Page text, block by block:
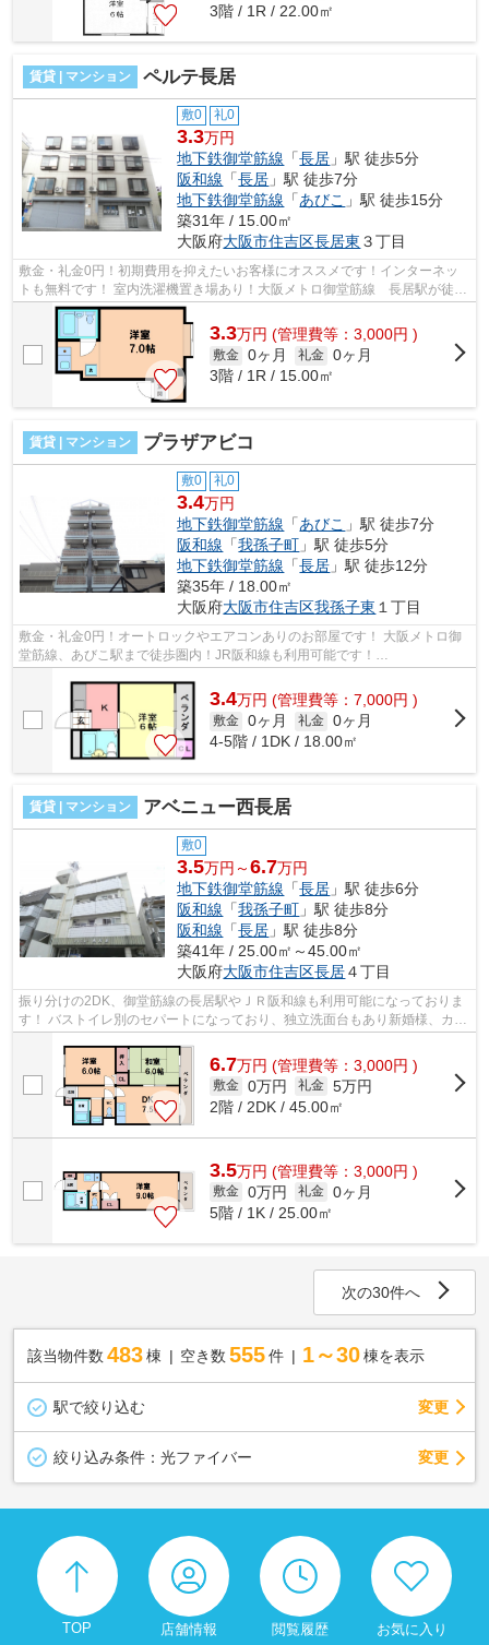
3階 / 1R / 22.00㎡
賃貸 | マンション ペルテ長居
敷0 礼0
3.3万円
地下鉄御堂筋線 「長居 」駅 徒歩5分
阪和線 「長居 」駅 徒歩7分
地下鉄御堂筋線 「あびこ 」駅 徒歩15分
築31年 / 15.00㎡
大阪府大阪市住吉区長居東 ３丁目
敷金・礼金0円！初期費用を抑えたいお客様にオススメです！インターネッ
トも無料です！ 室内洗濯機置き場あり！大阪メトロ御堂筋線 長居駅が徒歩
圏内です！ ■□■□■□■□■□■□■□■□■□■□■□...
3.3万円 (管理費等：3,000円 )
敷金 0ヶ月 礼金 0ヶ月
3階 / 1R / 15.00㎡
賃貸 | マンション プラザアビコ
敷0 礼0
3.4万円
地下鉄御堂筋線 「あびこ 」駅 徒歩7分
阪和線 「我孫子町 」駅 徒歩5分
地下鉄御堂筋線 「長居 」駅 徒歩12分
築35年 / 18.00㎡
大阪府大阪市住吉区我孫子東 １丁目
敷金・礼金0円！オートロックやエアコンありのお部屋です！ 大阪メトロ御
堂筋線、あびこ駅まで徒歩圏内！JR阪和線も利用可能です！
■□■□■□■□■□■□■□■□■□■□■□■□■□■□■□■□■□■□■□■□ ご覧...
3.4万円 (管理費等：7,000円 )
敷金 0ヶ月 礼金 0ヶ月
4-5階 / 1DK / 18.00㎡
賃貸 | マンション アベニュー西長居
敷0
3.5万円～6.7万円
地下鉄御堂筋線 「長居 」駅 徒歩6分
阪和線 「我孫子町 」駅 徒歩8分
阪和線 「長居 」駅 徒歩8分
築41年 / 25.00㎡～45.00㎡
大阪府大阪市住吉区長居４丁目
振り分けの2DK、御堂筋線の長居駅やＪＲ阪和線も利用可能になっておりま
す！ バストイレ別のセパートになっており、独立洗面台もあり新婚様、カッ
6.7万円 (管理費等：3,000円 )
敷金 0万円 礼金 5万円
2階 / 2DK / 45.00㎡
3.5万円 (管理費等：3,000円 )
敷金 0万円 礼金 0ヶ月
5階 / 1K / 25.00㎡
次の30件へ
該当物件数 483棟 空き数 555 件 1～30 棟を表示
駅で絞り込む 変更
絞り込み条件： 光ファイバー 変更
TOP 店舗情報 閲覧履歴 お気に入り